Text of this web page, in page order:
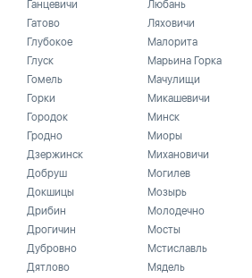
Ганцевичи
Гатово
Глубокое
Глуск
Гомель
Горки
Городок
Гродно
Дзержинск
Добруш
Докшицы
Дрибин
Дрогичин
Дубровно
Дятлово
Любань
Ляховичи
Малорита
Марьина Горка
Мачулищи
Микашевичи
Минск
Миоры
Михановичи
Могилев
Мозырь
Молодечно
Мосты
Мстиславль
Мядель